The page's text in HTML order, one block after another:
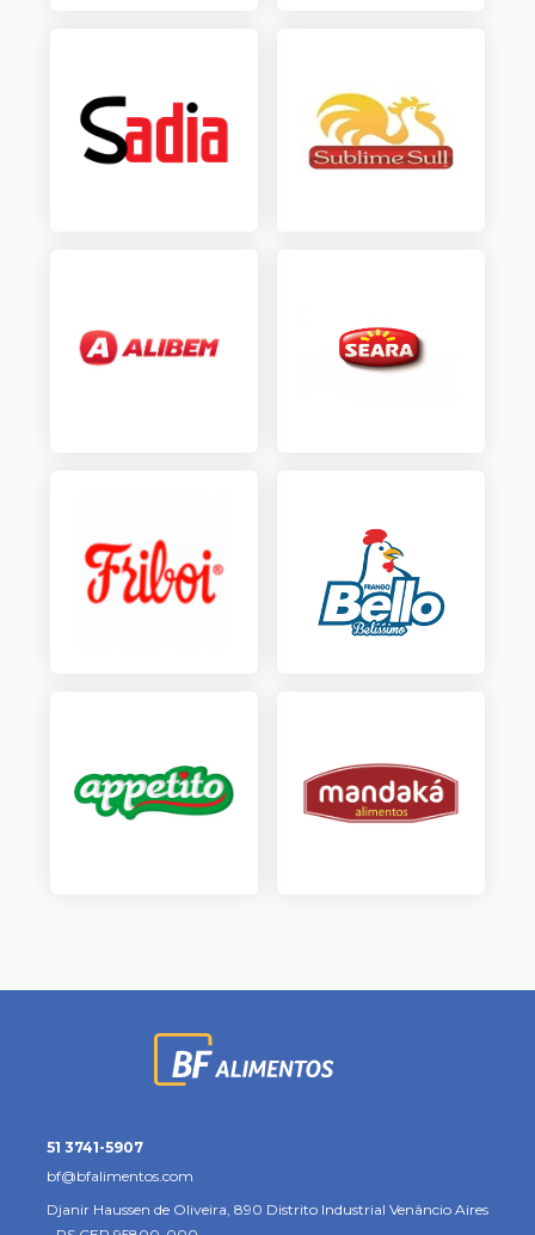
51 3741-5907
bf@bfalimentos.com
Djanir Haussen de Oliveira, 890 Distrito Industrial Venâncio Aires